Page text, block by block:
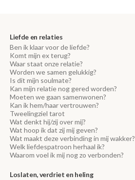
Liefde en relaties
Ben ik klaar voor de liefde?
Komt mijn ex terug?
Waar staat onze relatie?
Worden we samen gelukkig?
Is dit mijn soulmate?
Kan mijn relatie nog gered worden?
Moeten we gaan samenwonen?
Kan ik hem/haar vertrouwen?
Tweelingziel tarot
Wat denkt hij/zij over mij?
Wat hoop ik dat zij mij geven?
Wat maakt deze verbinding in mij wakker?
Welk liefdespatroon herhaal ik?
Waarom voel ik mij nog zo verbonden?
Loslaten, verdriet en heling